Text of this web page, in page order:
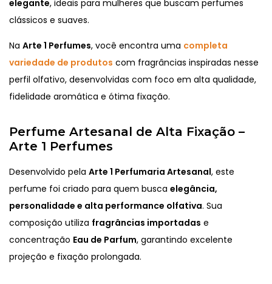
elegante, ideais para mulheres que buscam perfumes
clássicos e suaves.
Na Arte 1 Perfumes, você encontra uma completa
variedade de produtos com fragrâncias inspiradas nesse
perfil olfativo, desenvolvidas com foco em alta qualidade,
fidelidade aromática e ótima fixação.
Perfume Artesanal de Alta Fixação –
Arte 1 Perfumes
Desenvolvido pela Arte 1 Perfumaria Artesanal, este
perfume foi criado para quem busca elegância,
personalidade e alta performance olfativa. Sua
composição utiliza fragrâncias importadas e
concentração Eau de Parfum, garantindo excelente
projeção e fixação prolongada.